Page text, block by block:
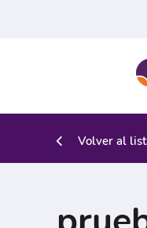
Volver al